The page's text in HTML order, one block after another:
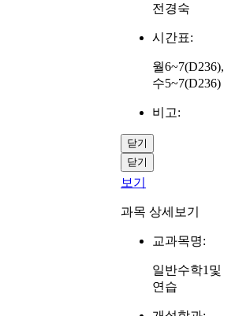
전경숙
시간표:
월6~7(D236),
수5~7(D236)
비고:
닫기
닫기
보기
과목 상세보기
교과목명:
일반수학1및
연습